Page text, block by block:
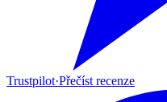
Trustpilot·Přečíst recenze